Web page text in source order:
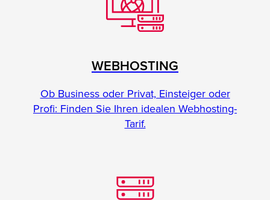
WEBHOSTING
Ob Business oder Privat, Einsteiger oder
Profi: Finden Sie Ihren idealen Webhosting-
Tarif.